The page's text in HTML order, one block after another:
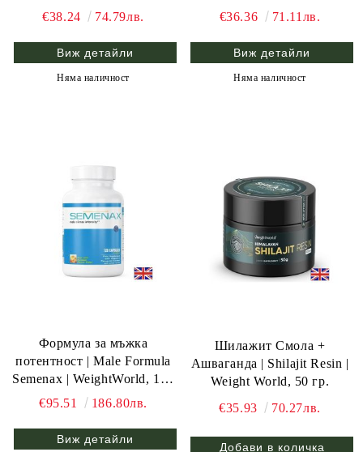
Curve | Weight World, 100 ml
€38.24 74.79лв.
Виж детайли
Няма наличност
€36.36
71.11лв.
Виж детайли
Няма наличност
Формула за мъжка
потентност | Male Formula
Semenax | WeightWorld, 120
капс.
€95.51 186.80лв.
Виж детайли
Шилажит Смола +
Ашваганда | Shilajit Resin |
Weight World, 50 гр.
€35.93
70.27лв.